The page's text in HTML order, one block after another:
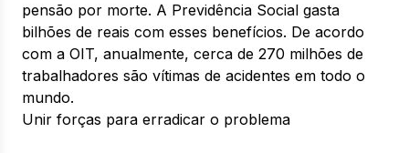
pensão por morte. A Previdência Social gasta
bilhões de reais com esses benefícios. De acordo
com a OIT, anualmente, cerca de 270 milhões de
trabalhadores são vítimas de acidentes em todo o
mundo.
Unir forças para erradicar o problema